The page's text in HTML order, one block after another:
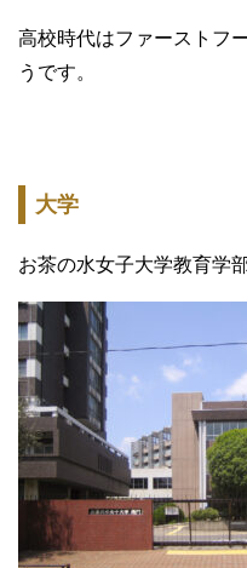
高校時代はファーストフ
うです。
大学
お茶の水女子大学教育学